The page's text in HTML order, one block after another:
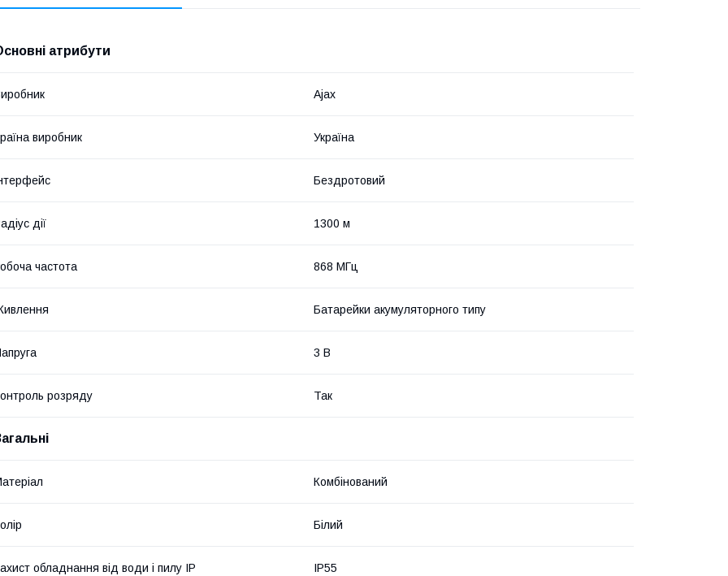
атрибути
Ajax
виробник Україна
Бездротовий
дії 1300 м
частота 868 МГц
Батарейки акумуляторного типу
3 В
розряду Так
Комбінований
Білий
обладнання від води і пилу IP IP55